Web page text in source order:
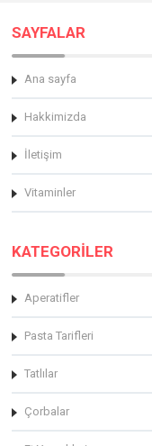
SAYFALAR
Ana sayfa
Hakkimizda
İletişim
Vitaminler
KATEGORİLER
Aperatifler
Pasta Tarifleri
Tatlılar
Çorbalar